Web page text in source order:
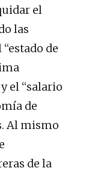
el
las
de
el “salario
de
Al mismo
de la